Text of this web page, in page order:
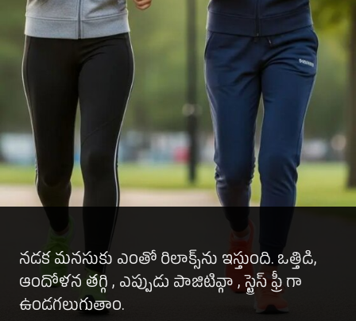
నడక మనసుకు ఎంతో రిలాక్స్‌ను ఇస్తుంది. ఒత్తిడి,
ఆందోళన తగ్గి , ఎప్పుడు పాజిటివ్గా ,స్ట్రెస్ ఫ్రీగా
ఉండగలుగుతాం.